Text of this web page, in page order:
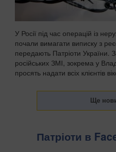
У Росії під час операцій із
почали вимагати виписку з
передають Патріоти України.
російських ЗМІ, зокрема у
просять надати всіх клієнтів
Патріоти в